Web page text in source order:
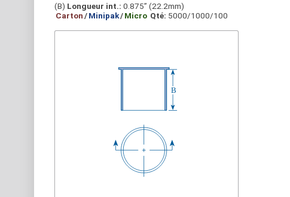
(B) Longueur int.: 0.875” (22.2mm)
Carton/Minipak/Micro Qté: 5000/1000/100